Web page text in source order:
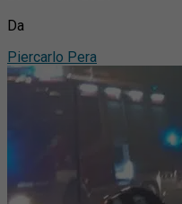
Da
Piercarlo Pera